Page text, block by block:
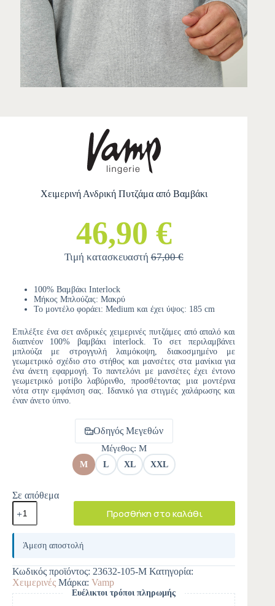
Χειμερινή Ανδρική Πυτζάμα από Βαμβάκι
46,90 €
Τιμή κατασκευαστή67,00 €
100% Βαμβάκι Interlock
Μήκος Μπλούζας: Μακρύ
Το μοντέλο φοράει: Medium και έχει ύψος: 185 cm
Επιλέξτε ένα σετ ανδρικές χειμερινές πυτζάμες από απαλό και
διαπνέον 100% βαμβάκι interlock. Το σετ περιλαμβάνει
μπλούζα με στρογγυλή λαιμόκοψη, διακοσμημένο με
γεωμετρικό σχέδιο στο στήθος και μανσέτες στα μανίκια για
ένα άνετη εφαρμογή. Το παντελόνι με μανσέτες έχει έντονο
γεωμετρικό μοτίβο λαβύρινθο, προσθέτοντας μια μοντέρνα
νότα στην εμφάνιση σας. Ιδανικό για στιγμές χαλάρωσης και
έναν άνετο ύπνο.
Οδηγός Μεγεθών
Μέγεθος: M
M L XL XXL
Σε απόθεμα
Προσθήκη στο καλάθι
A
e
r
n
a
Άμεση αποστολή
Κωδικός προϊόντος: 23632-105-M Κατηγορία:
Χειμερινές Μάρκα: Vamp
Ευέλικτοι τρόποι πληρωμής